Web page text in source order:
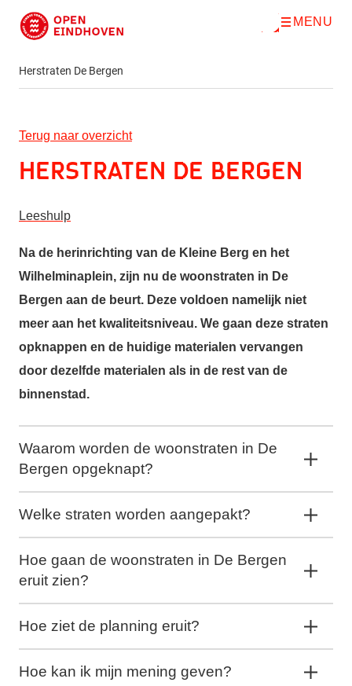
Direct naar de inhoud
O
MENU
Herstraten De Bergen
Terug naar overzicht
Herstraten De Bergen
Leeshulp
Na de herinrichting van de Kleine Berg en het
Wilhelminaplein, zijn nu de woonstraten in De
Bergen aan de beurt. Deze voldoen namelijk niet
meer aan het kwaliteitsniveau. We gaan deze straten
opknappen en de huidige materialen vervangen
door dezelfde materialen als in de rest van de
binnenstad.
Waarom worden de woonstraten in De
Bergen opgeknapt?
Welke straten worden aangepakt?
Hoe gaan de woonstraten in De Bergen
eruit zien?
Hoe ziet de planning eruit?
Hoe kan ik mijn mening geven?